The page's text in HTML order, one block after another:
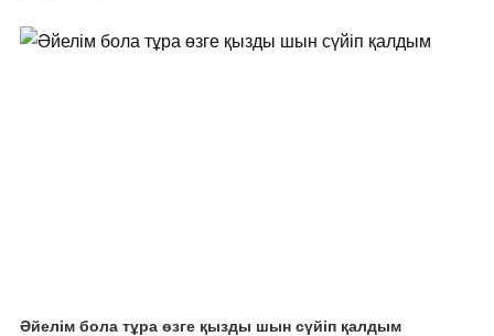
Әйелім бола тұра өзге қызды шын сүйіп қалдым